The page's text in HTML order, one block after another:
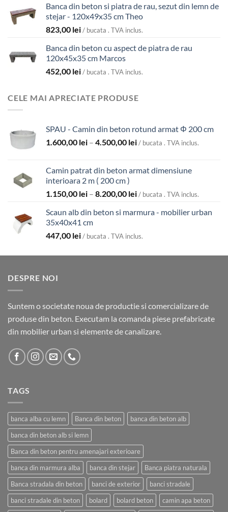
Banca din beton si piatra de rau, sezut din lemn de
stejar - 120x49x35 cm Theo
823,00 lei/ bucata . TVA inclus.
Banca din beton cu aspect de piatra de rau
120x45x35 cm Marcos
452,00 lei/ bucata . TVA inclus.
CELE MAI APRECIATE PRODUSE
SPAU - Camin din beton rotund armat Φ 200 cm
1.600,00 lei – 4.500,00 leiInterval
1.600,00 lei
la
/ bucata . TVA inclus.
Camin patrat din beton armat dimensiune
interioara 2 m ( 200 cm )
1.150,00 lei – 8.200,00 leiInterval
prețuri:
până
8.200,00 lei
/ bucata . TVA inclus.
Scaun alb din beton si marmura - mobilier urban
35x40x41 cm
447,00 lei/ bucata . TVA inclus.
DESPRE NOI
Suntem o societate noua de productie si comercializare de
produse din beton. Executam la comanda piese prefabricate
din mobilier urban si elemente de canalizare.
TAGS
banca alba cu lemn Banca din beton
banca din beton alb
banca din beton alb si lemn
Banca din beton pentru amenajari exterioare
banca din marmura alba
banca din stejar
Banca piatra naturala
Banca stradala din beton
banci de exterior
banci stradale
banci stradale din beton
bolard bolard beton
camin apa beton